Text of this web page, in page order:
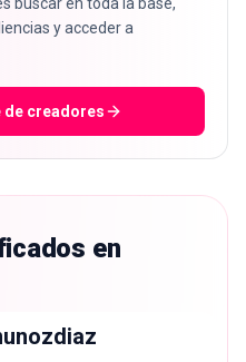
y acceder a
de creadores
en